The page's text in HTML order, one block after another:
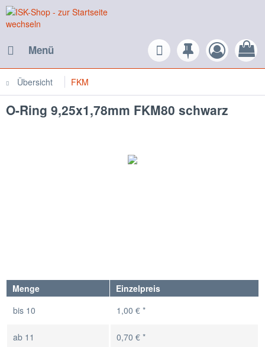
Menü
Übersicht FKM
O-Ring 9,25x1,78mm FKM80 schwarz
Menge
Einzelpreis
bis 10 1,00 € *
ab 11 0,70 € *